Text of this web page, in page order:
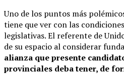
Uno de los puntos más
tiene que ver con las
legislativas. El referente de
de su espacio al considerar
alianza que presente
provinciales deba tener, de